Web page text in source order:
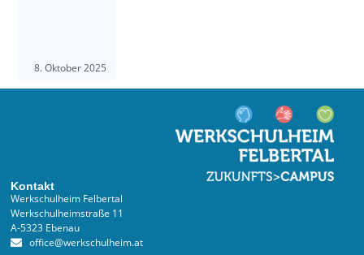
8. Oktober 2025
Kontakt
Werkschulheim Felbertal
Werkschulheimstraße 11
A-5323 Ebenau
office@werkschulheim.at